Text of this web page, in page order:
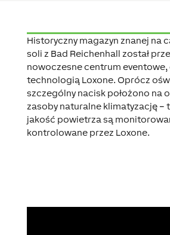
Historyczny magazyn znanej na
soli z Bad Reichenhall został
nowoczesne centrum eventowe,
technologią Loxone. Oprócz
szczególny nacisk położono na
zasoby naturalne klimatyzację –
jakość powietrza są
kontrolowane przez Loxone.